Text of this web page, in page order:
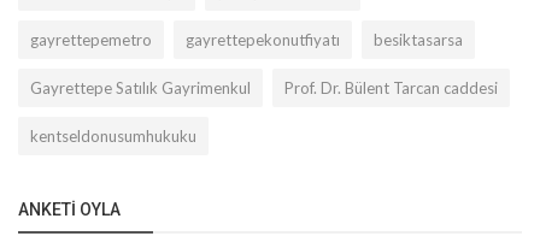
gayrettepemetro gayrettepekonutfiyatı besiktasarsa
Gayrettepe Satılık Gayrimenkul Prof. Dr. Bülent Tarcan caddesi
kentseldonusumhukuku
ANKETI OYLA